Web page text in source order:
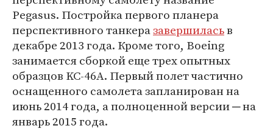
Pegasus. Постройка первого планера
перспективного танкеразавершиласьв
декабре 2013 года. Кроме того, Boeing
занимается сборкой еще трех опытных
образцов KC-46A. Первый полет частично
оснащенного самолета запланирован на
июнь 2014 года, а полноценной версии ─ на
январь 2015 года.